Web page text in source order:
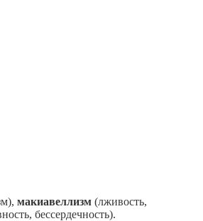
макиавеллизм (лживость,
бессердечность).